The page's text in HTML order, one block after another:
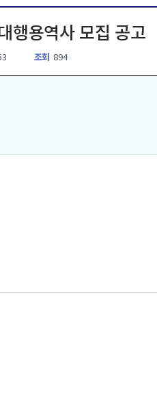
행용역사 모집 공고
조회 894